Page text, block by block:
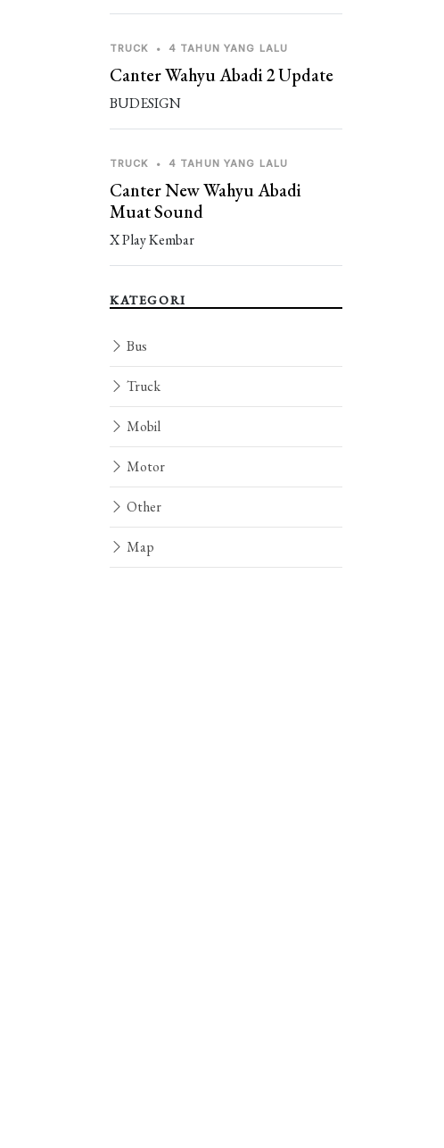
TRUCK • 4 TAHUN YANG LALU
Canter Wahyu Abadi 2 Update
BUDESIGN
TRUCK • 4 TAHUN YANG LALU
Canter New Wahyu Abadi
Muat Sound
X Play Kembar
KATEGORI
Bus
Truck
Mobil
Motor
Other
Map